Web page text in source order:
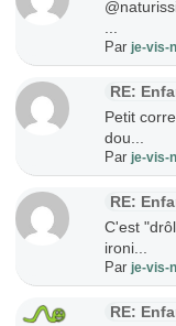
Parje-vis-
RE:
Petit
dou...
Parje-vis-
RE:
C'est
ironi...
Parje-vis-
RE: